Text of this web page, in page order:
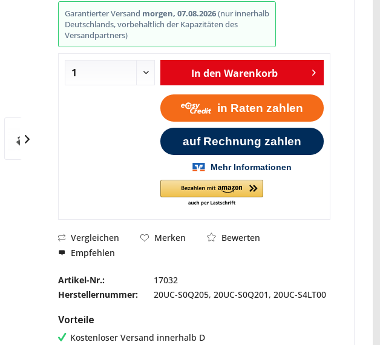
Abbildung ähnlich
Garantierter Versand morgen, 07.08.2026(nur innerhalb
Deutschlands, vorbehaltlich der Kapazitäten des
Versandpartners)
In den Warenkorb
Vergleichen Merken
Bewerten
Empfehlen
Artikel-Nr.:
17032
Herstellernummer:
20UC-S0Q205, 20UC-S0Q201, 20UC-S4LT00
Vorteile
Kostenloser Versand innerhalb D